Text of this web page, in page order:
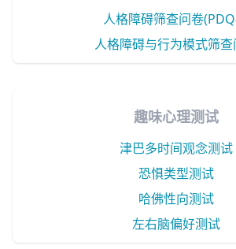
人格障碍筛查问卷
人格障碍与行为模式筛
趣味心理测试
津巴多时间观念测试
恐惧类型测试
哈佛性向测试
左右脑偏好测试